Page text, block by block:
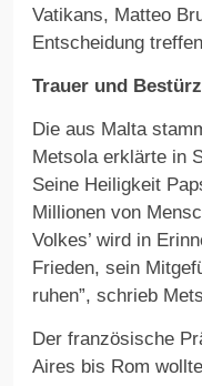
Vatikans, Matteo
Entscheidung
Trauer und
Die aus Malta
Metsola erklärte in
Seine Heiligkeit
Millionen von
Volkes’ wird in
Frieden, sein
ruhen”, schrieb
Der französische
Aires bis Rom